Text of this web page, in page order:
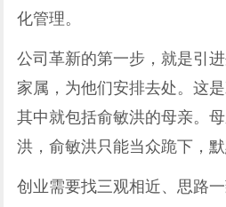
化管理。
公司革新的第一步，就是引
家属，为他们安排去处。这
其中就包括俞敏洪的母亲。
洪，俞敏洪只能当众跪下，
创业需要找三观相近、思路